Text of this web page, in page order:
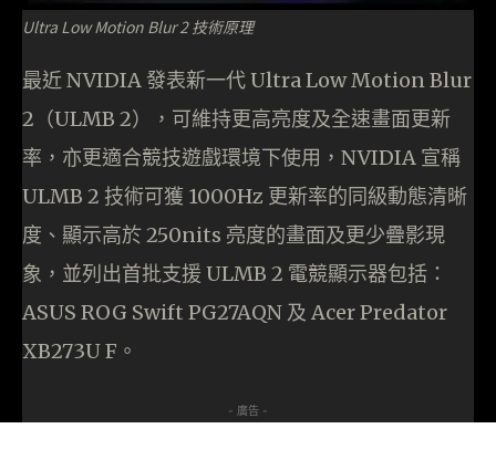
Ultra Low Motion Blur 2 技術原理
最近 NVIDIA 發表新一代 Ultra Low Motion Blur
2（ULMB 2），可維持更高亮度及全速畫面更新
率，亦更適合競技遊戲環境下使用，NVIDIA 宣稱
ULMB 2 技術可獲 1000Hz 更新率的同級動態清晰
度、顯示高於 250nits 亮度的畫面及更少疊影現
象，並列出首批支援 ULMB 2 電競顯示器包括：
ASUS ROG Swift PG27AQN 及 Acer Predator
XB273U F。
- 廣告 -